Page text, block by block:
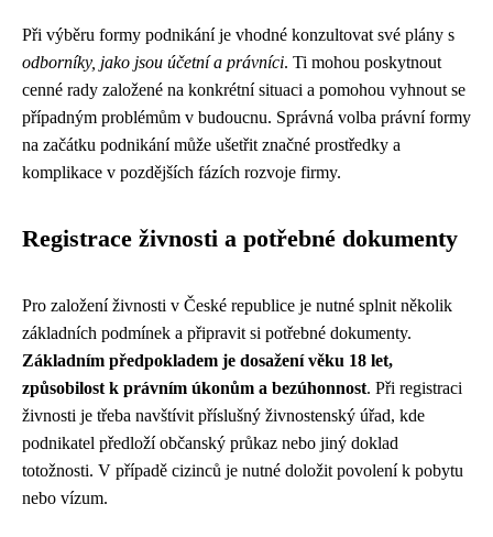
Při výběru formy podnikání je vhodné konzultovat své plány s
odborníky, jako jsou účetní a právníci. Ti mohou poskytnout
cenné rady založené na konkrétní situaci a pomohou vyhnout se
případným problémům v budoucnu. Správná volba právní formy
na začátku podnikání může ušetřit značné prostředky a
komplikace v pozdějších fázích rozvoje firmy.
Registrace živnosti a potřebné dokumenty
Pro založení živnosti v České republice je nutné splnit několik
základních podmínek a připravit si potřebné dokumenty.
Základním předpokladem je dosažení věku 18 let,
způsobilost k právním úkonům a bezúhonnost. Při registraci
živnosti je třeba navštívit příslušný živnostenský úřad, kde
podnikatel předloží občanský průkaz nebo jiný doklad
totožnosti. V případě cizinců je nutné doložit povolení k pobytu
nebo vízum.